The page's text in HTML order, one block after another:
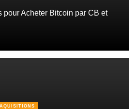
pour Acheter Bitcoin par CB et